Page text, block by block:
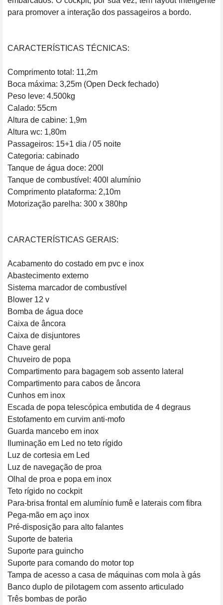
para promover a interação dos passageiros a bordo.
CARACTERÍSTICAS TÉCNICAS:
Comprimento total: 11,2m
Boca máxima: 3,25m (Open Deck fechado)
Peso leve: 4.500kg
Calado: 55cm
Altura de cabine: 1,9m
Altura wc: 1,80m
Passageiros: 15+1 dia / 05 noite
Categoria: cabinado
Tanque de água doce: 200l
Tanque de combustível: 400l alumínio
Comprimento plataforma: 2,10m
Motorização parelha: 300 x 380hp
CARACTERÍSTICAS GERAIS:
Acabamento do costado em pvc e inox
Abastecimento externo
Sistema marcador de combustível
Blower 12 v
Bomba de água doce
Caixa de âncora
Caixa de disjuntores
Chave geral
Chuveiro de popa
Compartimento para bagagem sob assento lateral
Compartimento para cabos de âncora
Cunhos em inox
Escada de popa telescópica embutida de 4 degraus
Estofamento em curvim anti-mofo
Guarda mancebo em inox
Iluminação em Led no teto rígido
Luz de cortesia em Led
Luz de navegação de proa
Olhal de proa e popa em inox
Teto rígido no cockpit
Para-brisa frontal em alumínio fumê e laterais com fibra
Pega-mão em aço inox
Pré-disposição para alto falantes
Suporte de bateria
Suporte para guincho
Suporte para comando do motor top
Tampa de acesso a casa de máquinas com mola à gás
Banco duplo de pilotagem com assento articulado
Três bombas de porão